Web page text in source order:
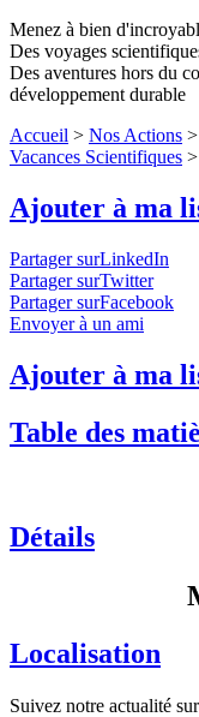
Menez à bien
Des voyages
Des aventures hors du
développement durable
Accueil > Nos Actions >
Vacances Scientifiques >
Ajouter à ma
Partager surLinkedIn
Partager surTwitter
Partager surFacebook
Envoyer à un ami
Ajouter à ma
Table des
Détails
Localisation
Suivez notre actualité